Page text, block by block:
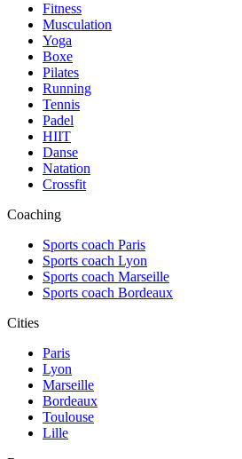
Fitness
Musculation
Yoga
Boxe
Pilates
Running
Tennis
Padel
HIIT
Danse
Natation
Crossfit
Coaching
Sports coach Paris
Sports coach Lyon
Sports coach Marseille
Sports coach Bordeaux
Cities
Paris
Lyon
Marseille
Bordeaux
Toulouse
Lille